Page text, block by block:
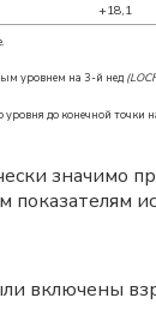
+18,1
уровнем на 3-й нед
уровня до конечной точки
значимо
показателям
включены